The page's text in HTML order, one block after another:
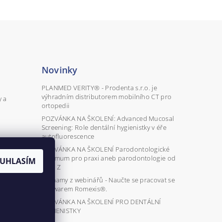
a
Novinky
PLANMED VERITY® - Prodenta s.r.o. je
výhradním distributorem mobilního CT pro
ortopedii
POZVÁNKA NA ŠKOLENÍ: Advanced Mucosal
Screening: Role dentální hygienistky v éře
autofluorescence
POZVÁNKA NA ŠKOLENÍ Parodontologické
minimum pro praxi aneb parodontologie od
A do Z
Záznamy z webinářů - Naučte se pracovat se
softwarem Romexis®.
POZVÁNKA NA ŠKOLENÍ PRO DENTÁLNÍ
HYGIENISTKY